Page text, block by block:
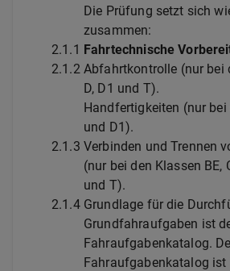
Die Prüfung setzt sich
zusammen:
2.1.1 Fahrtechnische
2.1.2 Abfahrtkontrolle (nur bei
D, D1 und T).
Handfertigkeiten (nur bei
und D1).
2.1.3 Verbinden und Trennen
(nur bei den Klassen BE,
und T).
2.1.4 Grundlage für die
Grundfahraufgaben ist
Fahraufgabenkatalog.
Fahraufgabenkatalog ist